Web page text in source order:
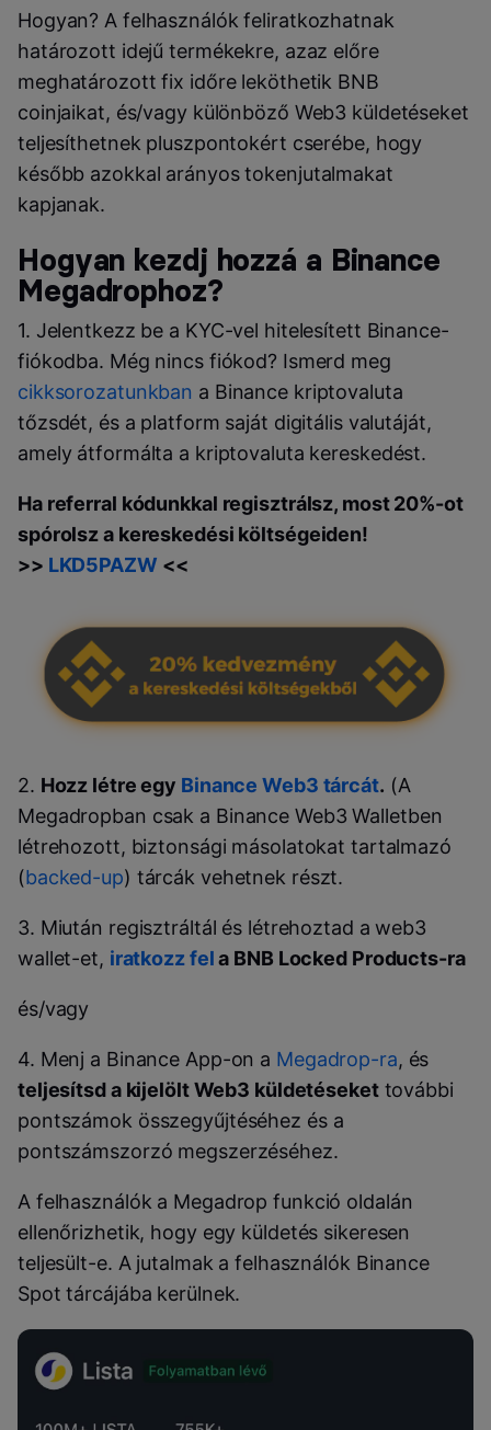
Hogyan? A felhasználók feliratkozhatnak
határozott idejű termékekre, azaz előre
meghatározott fix időre leköthetik BNB
coinjaikat, és/vagy különböző Web3 küldetéseket
teljesíthetnek pluszpontokért cserébe, hogy
később azokkal arányos tokenjutalmakat
kapjanak.
Hogyan kezdj hozzá a Binance
Megadrophoz?
1. Jelentkezz be a KYC-vel hitelesített Binance-
fiókodba. Még nincs fiókod? Ismerd meg
cikksorozatunkban a Binance kriptovaluta
tőzsdét, és a platform saját digitális valutáját,
amely átformálta a kriptovaluta kereskedést.
Ha referral kódunkkal regisztrálsz, most 20%-ot
spórolsz a kereskedési költségeiden!
>> LKD5PAZW <<
2. Hozz létre egy Binance Web3 tárcát. (A
Megadropban csak a Binance Web3 Walletben
létrehozott, biztonsági másolatokat tartalmazó
(backed-up) tárcák vehetnek részt.
3. Miután regisztráltál és létrehoztad a web3
wallet-et, iratkozz fela BNB Locked Products-ra
és/vagy
4. Menj a Binance App-on a Megadrop-ra, és
teljesítsd a kijelölt Web3 küldetésekettovábbi
pontszámok összegyűjtéséhez és a
pontszámszorzó megszerzéséhez.
A felhasználók a Megadrop funkció oldalán
ellenőrizhetik, hogy egy küldetés sikeresen
teljesült-e. A jutalmak a felhasználók Binance
Spot tárcájába kerülnek.